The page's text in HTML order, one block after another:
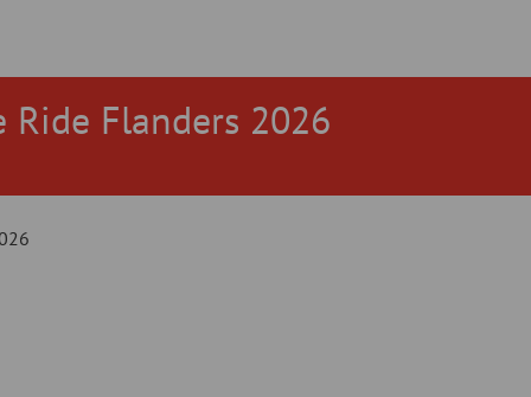
Ride Flanders 2026